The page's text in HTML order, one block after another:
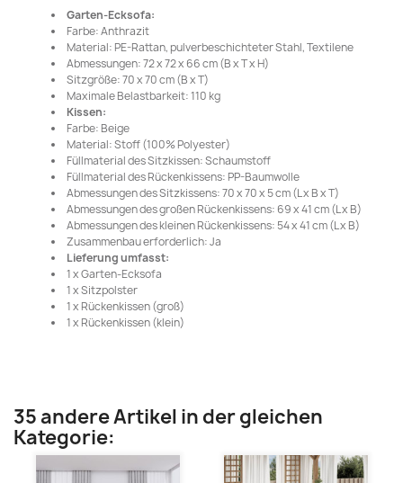
Garten-Ecksofa:
Farbe: Anthrazit
Material: PE-Rattan, pulverbeschichteter Stahl, Textilene
Abmessungen: 72 x 72 x 66 cm (B x T x H)
Sitzgröße: 70 x 70 cm (B x T)
Maximale Belastbarkeit: 110 kg
Kissen:
Farbe: Beige
Material: Stoff (100% Polyester)
Füllmaterial des Sitzkissen: Schaumstoff
Füllmaterial des Rückenkissens: PP-Baumwolle
Abmessungen des Sitzkissens: 70 x 70 x 5 cm (L x B x T)
Abmessungen des großen Rückenkissens: 69 x 41 cm (L x B)
Abmessungen des kleinen Rückenkissens: 54 x 41 cm (L x B)
Zusammenbau erforderlich: Ja
Lieferung umfasst:
1 x Garten-Ecksofa
1 x Sitzpolster
1 x Rückenkissen (groß)
1 x Rückenkissen (klein)
35 andere Artikel in der gleichen
Kategorie: